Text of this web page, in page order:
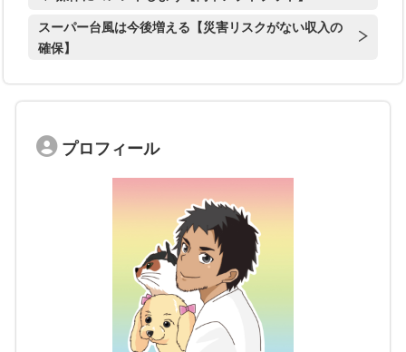
スーパー台風は今後増える【災害リスクがない収入の
確保】
プロフィール